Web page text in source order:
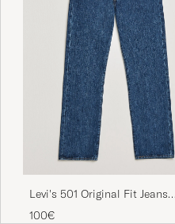
Levi's 501 Original Fit Jeans
Stonewash
100€